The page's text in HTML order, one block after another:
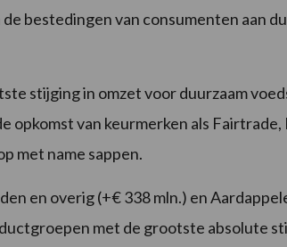
bestedingen van consumenten aan
stijging in omzet voor duurzaam
opkomst van keurmerken als
met name sappen.
en overig (+€ 338 mln.) en
met de grootste absolute